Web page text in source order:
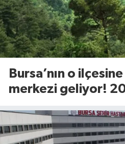
Bursa’nın o
merkezi geliyor! 20